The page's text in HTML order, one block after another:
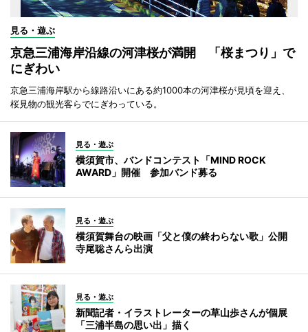
見る・遊ぶ
京急三浦海岸沿線の河津桜が満開 「桜まつり」で
にぎわい
京急三浦海岸駅から線路沿いにある約1000本の河津桜が見頃を迎え、
桜見物の観光客らでにぎわっている。
見る・遊ぶ
横須賀市、バンドコンテスト「MIND ROCK
AWARD」開催 参加バンド募る
見る・遊ぶ
横須賀舞台の映画「父と僕の終わらない歌」公開
寺尾聡さんら出演
見る・遊ぶ
新聞記者・イラストレーターの草山歩さんが個展
「三浦半島の思い出」描く